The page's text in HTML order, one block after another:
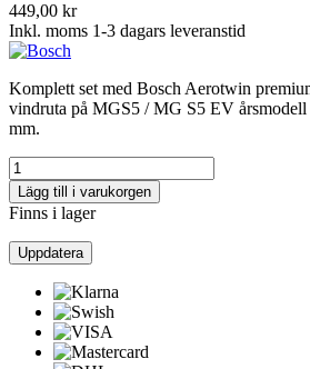
449,00 kr
Inkl. moms 1-3 dagars leveranstid
Komplett set med Bosch Aerotwin
vindruta på MGS5 / MG S5 EV
mm.
Lägg till i varukorgen
Finns i lager